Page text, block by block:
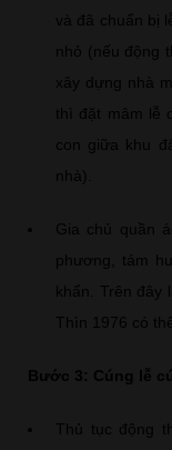
và đã chuẩn bị
nhỏ (nếu động
xây dựng nhà
thì đặt mâm lễ
con giữa khu
nhà).
Gia chủ quần
phương, tám
khấn. Trên đây
Thìn 1976 có
Bước 3: Cúng lễ
Thủ tục động